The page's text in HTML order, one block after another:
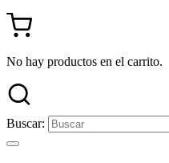
No hay productos en el carrito.
Buscar: